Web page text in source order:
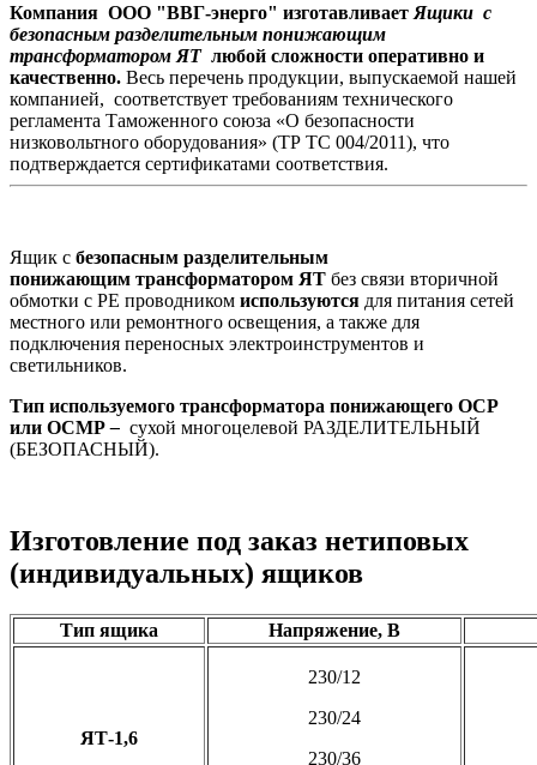
Компания ООО "ВВГ-энерго" изготавливает Ящики с
безопасным разделительным понижающим
трансформатором ЯТ любой сложности оперативно и
качественно. Весь перечень продукции, выпускаемой нашей
компанией, соответствует требованиям технического
регламента Таможенного союза «О безопасности
низковольтного оборудования» (ТР ТС 004/2011), что
подтверждается сертификатами соответствия.
Ящик с безопасным разделительным
понижающим трансформатором ЯТ без связи вторичной
обмотки с PE проводником используются для питания сетей
местного или ремонтного освещения, а также для
подключения переносных электроинструментов и
светильников.
Тип используемого трансформатора понижающего ОСР
или ОСМР– сухой многоцелевой РАЗДЕЛИТЕЛЬНЫЙ
(БЕЗОПАСНЫЙ).
Изготовление под заказ нетиповых
(индивидуальных) ящиков
Тип ящика Напряжение, В
ЯТ-1,6
230/12
230/24
230/36